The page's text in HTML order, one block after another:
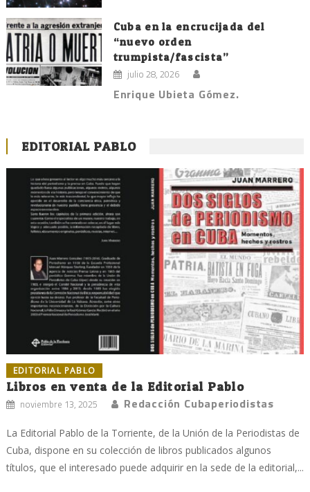
Cuba en la encrucijada del
“nuevo orden
trumpista/fascista”
julio 28, 2026
Enrique Ubieta Gómez.
EDITORIAL PABLO
EDITORIAL PABLO
Libros en venta de la Editorial Pablo
noviembre 13, 2025 Redacción Cubaperiodistas
La Editorial Pablo de la Torriente, de la Unión de la Periodistas de
Cuba, dispone en su colección de libros publicados algunos
títulos, que el interesado puede adquirir en la sede de la editorial,...